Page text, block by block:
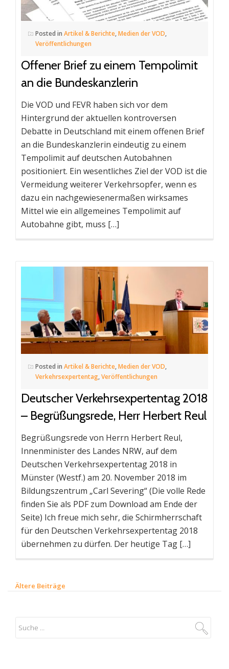
Posted in Artikel & Berichte,Medien der VOD,
Veröffentlichungen
Offener Brief zu einem Tempolimit
an die Bundeskanzlerin
Die VOD und FEVR haben sich vor dem
Hintergrund der aktuellen kontroversen
Debatte in Deutschland mit einem offenen Brief
an die Bundeskanzlerin eindeutig zu einem
Tempolimit auf deutschen Autobahnen
positioniert. Ein wesentliches Ziel der VOD ist die
Vermeidung weiterer Verkehrsopfer, wenn es
dazu ein nachgewiesenermaßen wirksames
Mittel wie ein allgemeines Tempolimit auf
Autobahne gibt, muss […]
Posted in Artikel & Berichte,Medien der VOD,
Verkehrsexpertentag,Veröffentlichungen
Deutscher Verkehrsexpertentag 2018
– Begrüßungsrede, Herr Herbert Reul
Begrüßungsrede von Herrn Herbert Reul,
Innenminister des Landes NRW, auf dem
Deutschen Verkehrsexpertentag 2018 in
Münster (Westf.) am 20. November 2018 im
Bildungszentrum „Carl Severing“ (Die volle Rede
finden Sie als PDF zum Download am Ende der
Seite) Ich freue mich sehr, die Schirmherrschaft
für den Deutschen Verkehrsexpertentag 2018
übernehmen zu dürfen. Der heutige Tag […]
i
t
Ältere Beiträge